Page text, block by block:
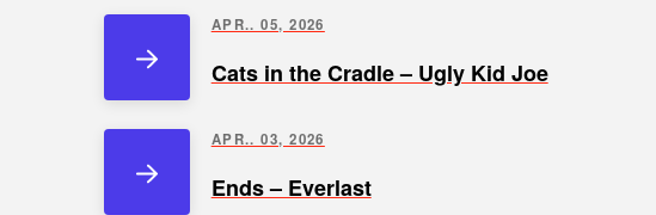
APR.. 05, 2026
Cats in the Cradle – Ugly Kid Joe
APR.. 03, 2026
Ends – Everlast